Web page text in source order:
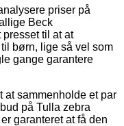
priser på
Beck
til at at
børn, lige så vel som
gange garantere
sammenholde et par
på Tulla zebra
garanteret at få den